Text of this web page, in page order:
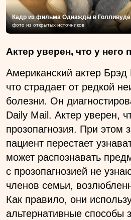
Кадр из фильма Однажды в Голливуде
фото из открытых источников
Актер уверен, что у него
Американский актер Брэд
что страдает от редкой
болезни. Он
Daily Mail. Актер уверен,
прозопагнозия. При этом
пациент перестает
может распознавать
с прозопагнозией не
членов семьи,
Как правило, они
альтернативные способы